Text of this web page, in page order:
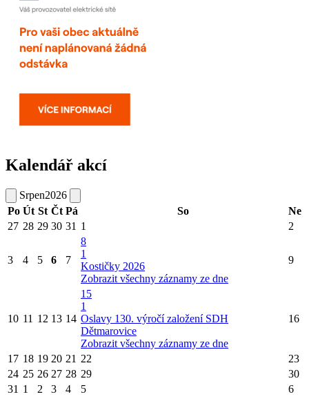
Kalendář akcí
Srpen2026
Po Út St Čt Pá So
Ne
27 28 29 30 31 1 2
3 4 5 6 7
8
1
Kostičky 2026
Zobrazit všechny záznamy ze dne
9
10 11 12 13 14
15
1
Oslavy 130. výročí založení SDH
Dětmarovice
Zobrazit všechny záznamy ze dne
16
17 18 19 20 21 22
23
24 25 26 27 28 29
30
31 1 2 3 4 5 6